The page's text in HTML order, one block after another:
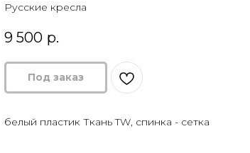
Русские кресла
9 500 р.
белый пластик Ткань TW, спинка - сетка